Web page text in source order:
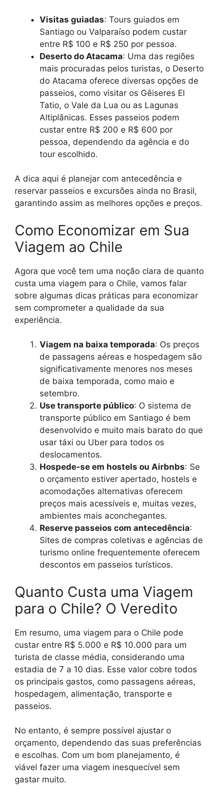
Visitas guiadas: Tours guiados em
Santiago ou Valparaíso podem custar
entre R$ 100 e R$ 250 por pessoa.
Deserto do Atacama: Uma das regiões
mais procuradas pelos turistas, o Deserto
do Atacama oferece diversas opções de
passeios, como visitar os Gêiseres El
Tatio, o Vale da Lua ou as Lagunas
Altiplânicas. Esses passeios podem
custar entre R$ 200 e R$ 600 por
pessoa, dependendo da agência e do
tour escolhido.
A dica aqui é planejar com antecedência e
reservar passeios e excursões ainda no Brasil,
garantindo assim as melhores opções e preços.
Como Economizar em Sua
Viagem ao Chile
Agora que você tem uma noção clara de quanto
custa uma viagem para o Chile, vamos falar
sobre algumas dicas práticas para economizar
sem comprometer a qualidade da sua
experiência.
Viagem na baixa temporada: Os preços
de passagens aéreas e hospedagem são
significativamente menores nos meses
de baixa temporada, como maio e
setembro.
Use transporte público: O sistema de
transporte público em Santiago é bem
desenvolvido e muito mais barato do que
usar táxi ou Uber para todos os
deslocamentos.
Hospede-se em hostels ou Airbnbs: Se
o orçamento estiver apertado, hostels e
acomodações alternativas oferecem
preços mais acessíveis e, muitas vezes,
ambientes mais aconchegantes.
Reserve passeios com antecedência:
Sites de compras coletivas e agências de
turismo online frequentemente oferecem
descontos em passeios turísticos.
Quanto Custa uma Viagem
para o Chile? O Veredito
Em resumo, uma viagem para o Chile pode
custar entre R$ 5.000 e R$ 10.000 para um
turista de classe média, considerando uma
estadia de 7 a 10 dias. Esse valor cobre todos
os principais gastos, como passagens aéreas,
hospedagem, alimentação, transporte e
passeios.
No entanto, é sempre possível ajustar o
orçamento, dependendo das suas preferências
e escolhas. Com um bom planejamento, é
viável fazer uma viagem inesquecível sem
gastar muito.